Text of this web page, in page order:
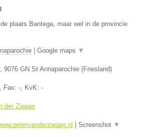
plaats Bantega, maar wel in de provincie
Google maps ▼
, 9076 GN St Annaparochie (Friesland)
, Fax: -, KvK: -
der Zwaag
Screenshot ▼